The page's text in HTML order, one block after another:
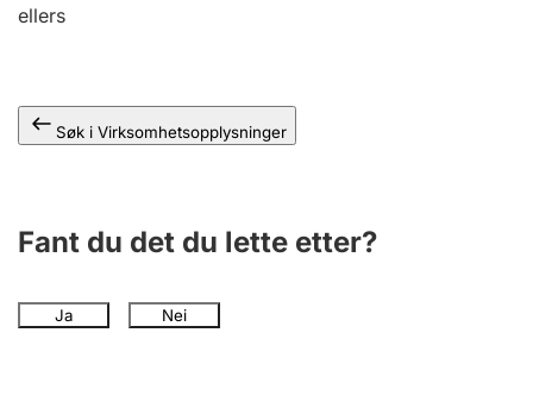
ellers
Søk i Virksomhetsopplysninger
Fant du det du lette etter?
Ja Nei